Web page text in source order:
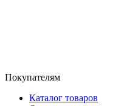
Покупателям
Каталог товаров